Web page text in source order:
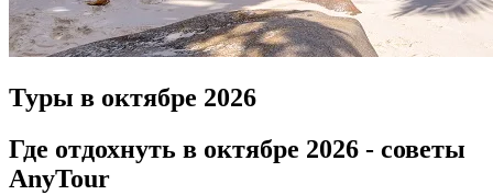
Туры в октябре 2026
Где отдохнуть в октябре 2026 - советы
AnyTour